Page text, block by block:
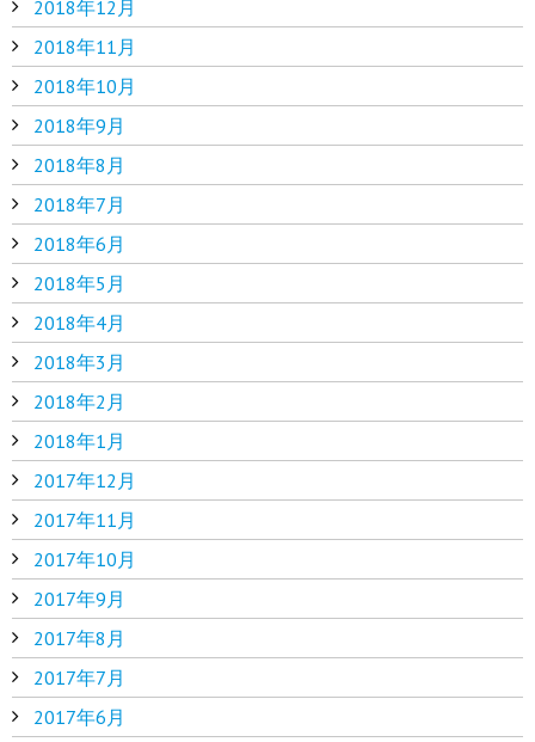
2018年12月
2018年11月
2018年10月
2018年9月
2018年8月
2018年7月
2018年6月
2018年5月
2018年4月
2018年3月
2018年2月
2018年1月
2017年12月
2017年11月
2017年10月
2017年9月
2017年8月
2017年7月
2017年6月